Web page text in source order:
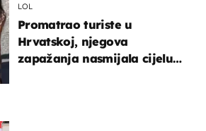
LOL
Promatrao turiste u
Hrvatskoj, njegova
zapažanja nasmijala cijelu